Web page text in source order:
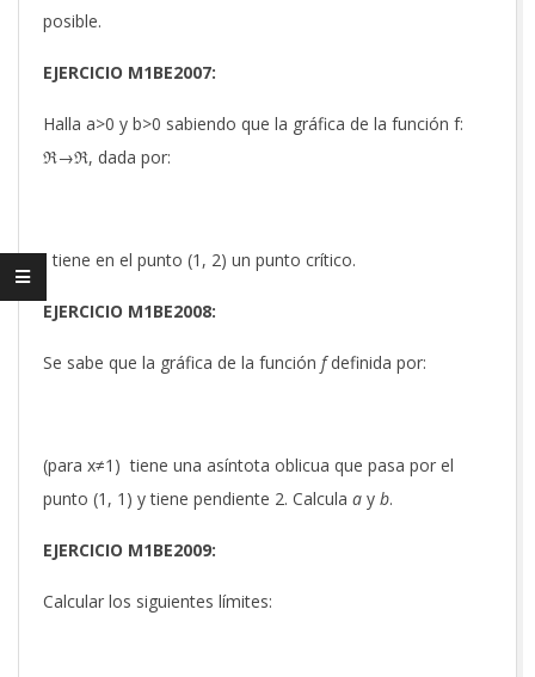
posible.
EJERCICIO M1BE2007:
Halla a>0 y b>0 sabiendo que la gráfica de la función f:
ℜ→ℜ, dada por:
tiene en el punto (1, 2) un punto crítico.
EJERCICIO M1BE2008:
Se sabe que la gráfica de la función fdefinida por:
(para x≠1) tiene una asíntota oblicua que pasa por el
punto (1, 1) y tiene pendiente 2. Calcula a y b.
EJERCICIO M1BE2009:
Calcular los siguientes límites: